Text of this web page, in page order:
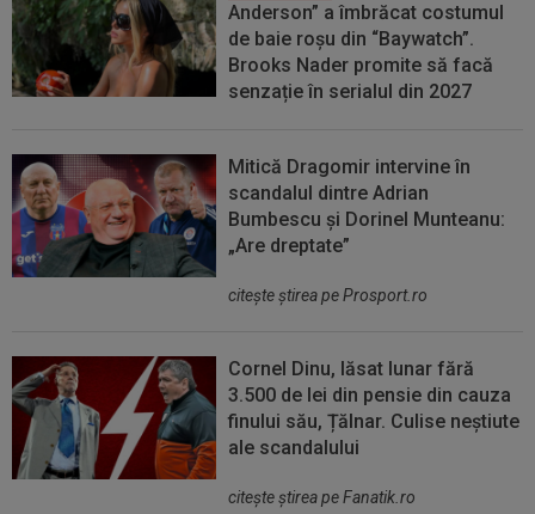
Anderson” a îmbrăcat costumul
de baie roșu din “Baywatch”.
Brooks Nader promite să facă
senzație în serialul din 2027
Mitică Dragomir intervine în
scandalul dintre Adrian
Bumbescu și Dorinel Munteanu:
„Are dreptate”
citeşte ştirea pe Prosport.ro
Cornel Dinu, lăsat lunar fără
3.500 de lei din pensie din cauza
finului său, Țălnar. Culise neștiute
ale scandalului
citeşte ştirea pe Fanatik.ro